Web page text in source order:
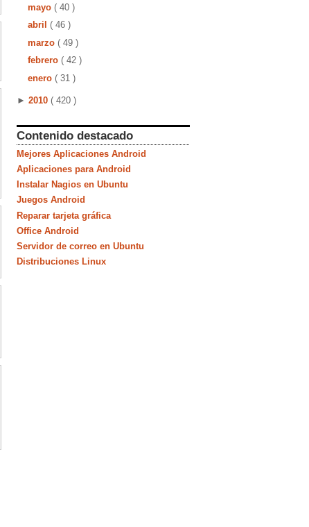
mayo ( 40 )
abril ( 46 )
marzo ( 49 )
febrero ( 42 )
enero ( 31 )
► 2010 ( 420 )
Contenido destacado
Mejores Aplicaciones Android
Aplicaciones para Android
Instalar Nagios en Ubuntu
Juegos Android
Reparar tarjeta gráfica
Office Android
Servidor de correo en Ubuntu
Distribuciones Linux